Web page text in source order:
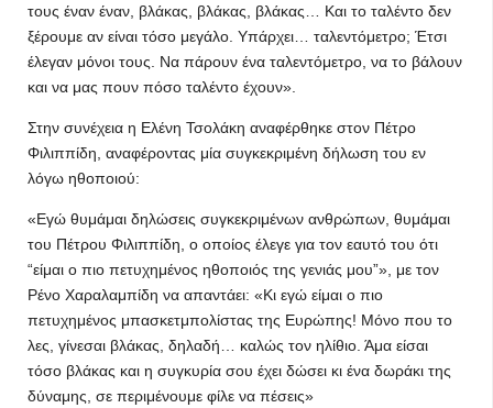
τους έναν έναν, βλάκας, βλάκας, βλάκας… Και το ταλέντο δεν
ξέρουμε αν είναι τόσο μεγάλο. Υπάρχει… ταλεντόμετρο; Έτσι
έλεγαν μόνοι τους. Να πάρουν ένα ταλεντόμετρο, να το βάλουν
και να μας πουν πόσο ταλέντο έχουν».
Στην συνέχεια η Ελένη Τσολάκη αναφέρθηκε στον Πέτρο
Φιλιππίδη, αναφέροντας μία συγκεκριμένη δήλωση του εν
λόγω ηθοποιού:
«Εγώ θυμάμαι δηλώσεις συγκεκριμένων ανθρώπων, θυμάμαι
του Πέτρου Φιλιππίδη, ο οποίος έλεγε για τον εαυτό του ότι
“είμαι ο πιο πετυχημένος ηθοποιός της γενιάς μου”», με τον
Ρένο Χαραλαμπίδη να απαντάει: «Κι εγώ είμαι ο πιο
πετυχημένος μπασκετμπολίστας της Ευρώπης! Μόνο που το
λες, γίνεσαι βλάκας, δηλαδή… καλώς τον ηλίθιο. Άμα είσαι
τόσο βλάκας και η συγκυρία σου έχει δώσει κι ένα δωράκι της
δύναμης, σε περιμένουμε φίλε να πέσεις»